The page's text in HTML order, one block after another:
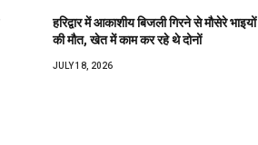
हरिद्वार में आकाशीय बिजली गिरने से मौसेरे भाइयों
की मौत, खेत में काम कर रहे थे दोनों
JULY 18, 2026